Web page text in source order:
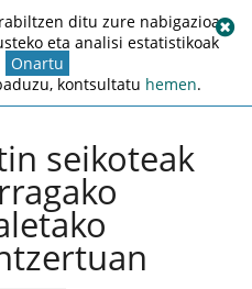
seikoteak
ditu zure nabigazioa
eta analisi estatistikoak
Onartu
kontsultatu hemen.